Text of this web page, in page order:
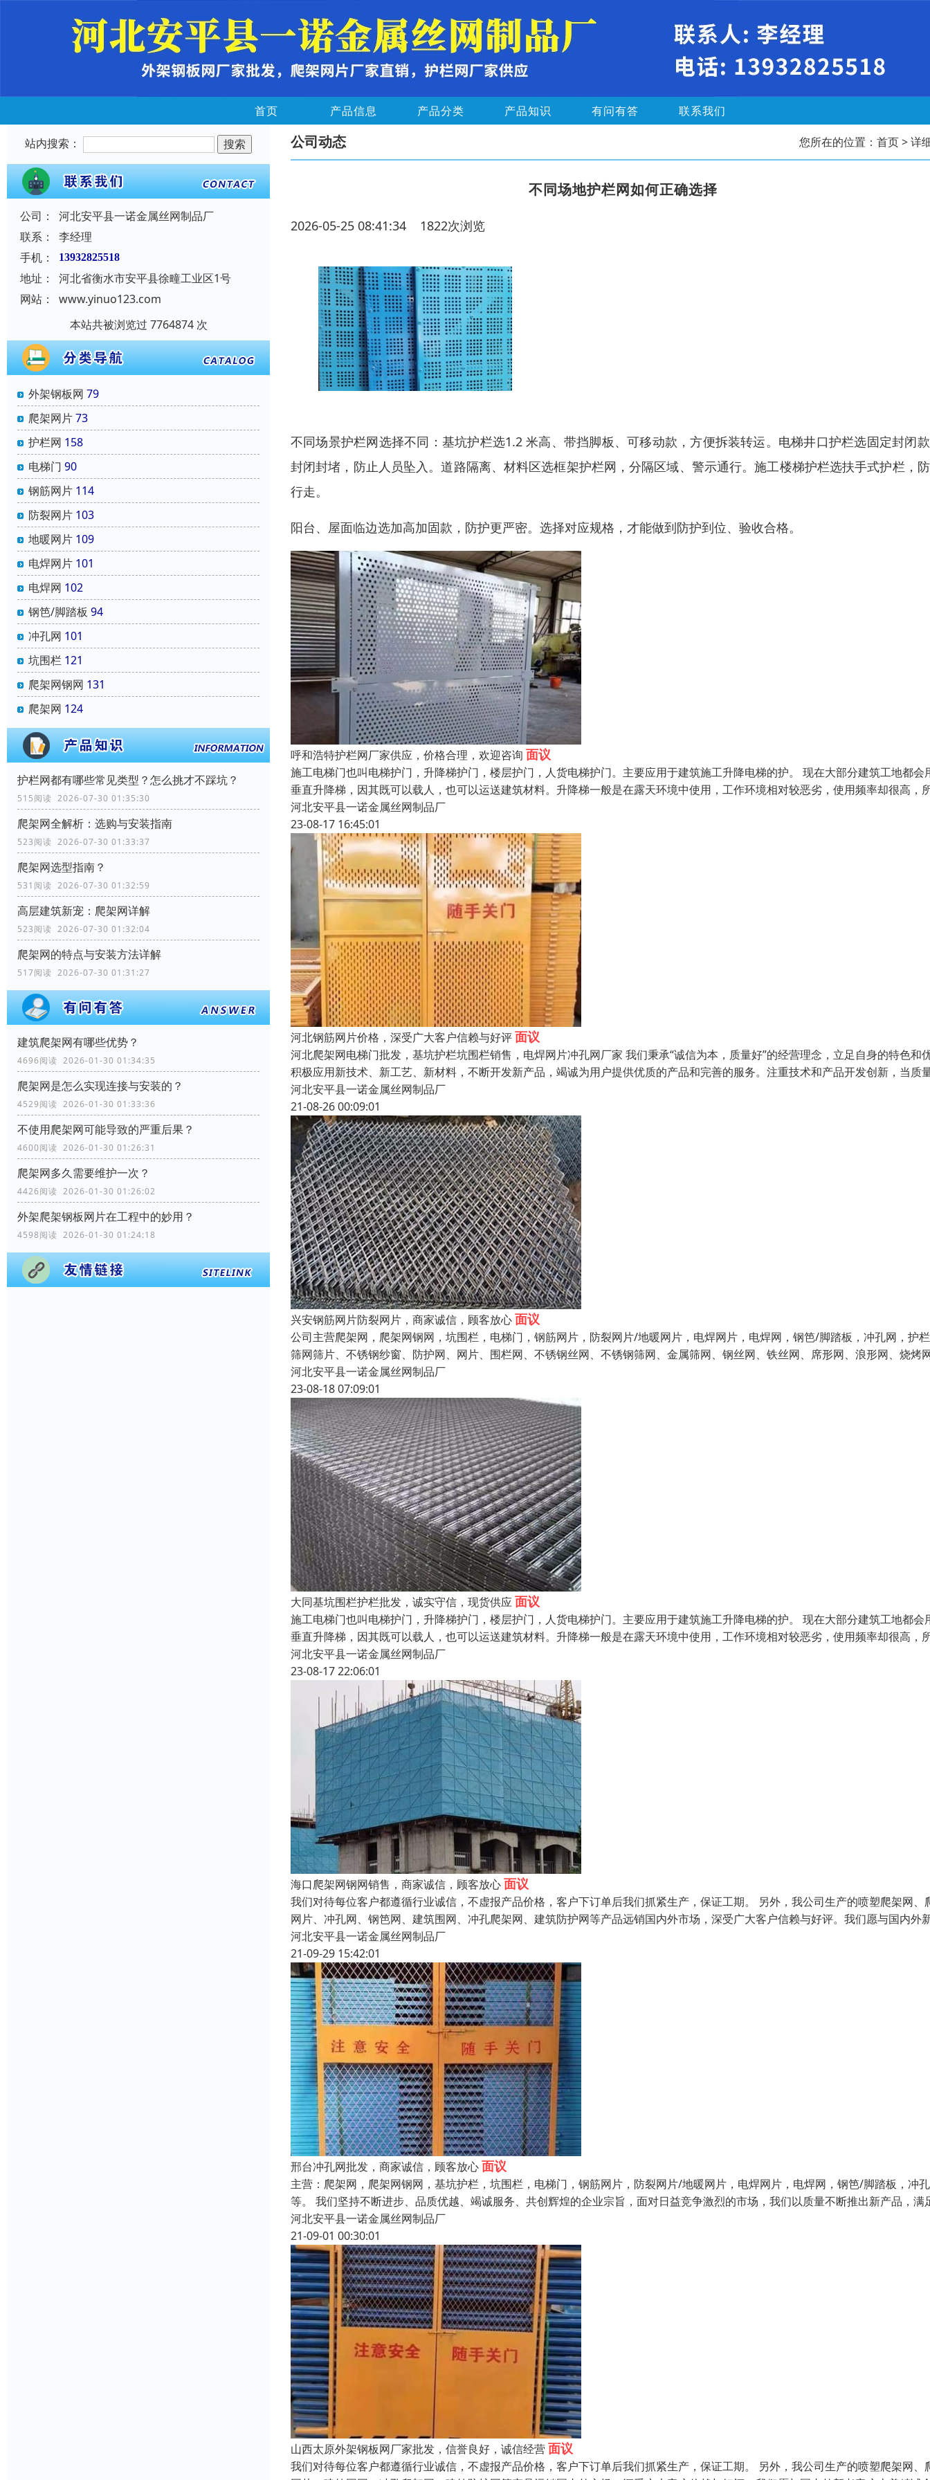
首页 产品信息 产品分类 产品知识 有问有答 联系我们
站内搜索：
公司：
河北安平县一诺金属丝网制品厂
联系：
李经理
手机：
13932825518
地址：
河北省衡水市安平县徐疃工业区1号
网站：
www.yinuo123.com
本站共被浏览过 7764874 次
外架钢板网 79
爬架网片73
护栏网 158
电梯门 90
钢筋网片 114
防裂网片 103
地暖网片 109
电焊网片 101
电焊网 102
钢笆/脚踏板 94
冲孔网 101
坑围栏 121
爬架网钢网 131
爬架网 124
‌护栏网‌都有哪些常见类型？怎么挑才不踩坑？
515阅读 2026-07-30 01:35:30
爬架网全解析：选购与安装指南
523阅读 2026-07-30 01:33:37
爬架网选型指南？
531阅读 2026-07-30 01:32:59
高层建筑新宠：爬架网详解
523阅读 2026-07-30 01:32:04
爬架网的特点与安装方法详解
517阅读 2026-07-30 01:31:27
建筑爬架网有哪些优势？
4696阅读 2026-01-30 01:34:35
爬架网是怎么实现连接与安装的？
4529阅读 2026-01-30 01:33:36
不使用爬架网可能导致的严重后果？
4600阅读 2026-01-30 01:26:31
爬架网多久需要维护一次？
4426阅读 2026-01-30 01:26:02
外架爬架钢板网片在工程中的妙用？
4598阅读 2026-01-30 01:24:18
公司动态 您所在的位置： 首页> 详
不同场地护栏网如何正确选择
2026-05-25 08:41:34 1822次浏览
不同场景护栏网选择不同：基坑护栏选1.2 米高、带挡脚板、可移动款，方便拆装转运。电梯井口护栏选固定封闭款
封闭封堵，防止人员坠入。道路隔离、材料区选框架护栏网 ，分隔区域、警示通行。施工楼梯护栏选扶手式护栏 ，
行走。
阳台、屋面临边选加高加固款 ，防护更严密。选择对应规格，才能做到防护到位、验收合格。
呼和浩特护栏网厂家供应，价格合理，欢迎咨询 面议
施工电梯门也叫电梯护门，升降梯护门，楼层护门，人货电梯护门。主要应用于建筑施工升降电梯的护。 现在大部分建筑工地都会
垂直升降梯，因其既可以载人，也可以运送建筑材料。升降梯一般是在露天环境中使用，工作环境相对较恶劣，使用频率却很高，
河北安平县一诺金属丝网制品厂
23-08-17 16:45:01
河北钢筋网片价格，深受广大客户信赖与好评面议
河北爬架网电梯门批发，基坑护栏坑围栏销售，电焊网片冲孔网厂家 我们秉承“诚信为本，质量好”的经营理念，立足自身的特色和
积极应用新技术、新工艺、新材料，不断开发新产品，竭诚为用户提供优质的产品和完善的服务。注重技术和产品开发创新，当质
河北安平县一诺金属丝网制品厂
21-08-26 00:09:01
兴安钢筋网片防裂网片，商家诚信，顾客放心面议
公司主营爬架网，爬架网钢网，坑围栏，电梯门，钢筋网片，防裂网片/地暖网片，电焊网片，电焊网，钢笆/脚踏板，冲孔网，护
筛网筛片、不锈钢纱窗、防护网、网片、围栏网、不锈钢丝网、不锈钢筛网、金属筛网、钢丝网、铁丝网、席形网、浪形网、烧烤
河北安平县一诺金属丝网制品厂
23-08-18 07:09:01
大同基坑围栏护栏批发，诚实守信，现货供应面议
施工电梯门也叫电梯护门，升降梯护门，楼层护门，人货电梯护门。主要应用于建筑施工升降电梯的护。 现在大部分建筑工地都会
垂直升降梯，因其既可以载人，也可以运送建筑材料。升降梯一般是在露天环境中使用，工作环境相对较恶劣，使用频率却很高，
河北安平县一诺金属丝网制品厂
23-08-17 22:06:01
海口爬架网钢网销售，商家诚信，顾客放心面议
我们对待每位客户都遵循行业诚信，不虚报产品价格，客户下订单后我们抓紧生产，保证工期。 另外，我公司生产的喷塑爬架网、
网片、冲孔网、钢笆网、建筑围网、冲孔爬架网、建筑防护网等产品远销国内外市场，深受广大客户信赖与好评。我们愿与国内外
河北安平县一诺金属丝网制品厂
21-09-29 15:42:01
邢台冲孔网批发，商家诚信，顾客放心面议
主营：爬架网，爬架网钢网，基坑护栏，坑围栏，电梯门，钢筋网片，防裂网片/地暖网片，电焊网片，电焊网，钢笆/脚踏板，冲
等。 我们坚持不断进步、品质优越、竭诚服务、共创辉煌的企业宗旨，面对日益竞争激烈的市场，我们以质量不断推出新产品，满
河北安平县一诺金属丝网制品厂
21-09-01 00:30:01
山西太原外架钢板网厂家批发，信誉良好，诚信经营面议
我们对待每位客户都遵循行业诚信，不虚报产品价格，客户下订单后我们抓紧生产，保证工期。 另外，我公司生产的喷塑爬架网、